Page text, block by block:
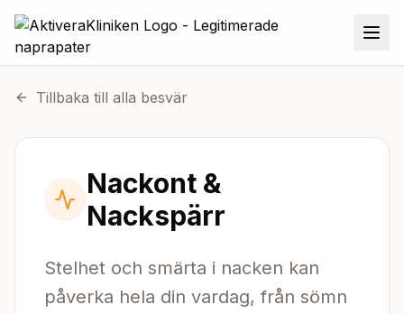
Tillbaka till alla besvär
Nackont &
Nackspärr
Stelhet och smärta i nacken kan
påverka hela din vardag, från sömn